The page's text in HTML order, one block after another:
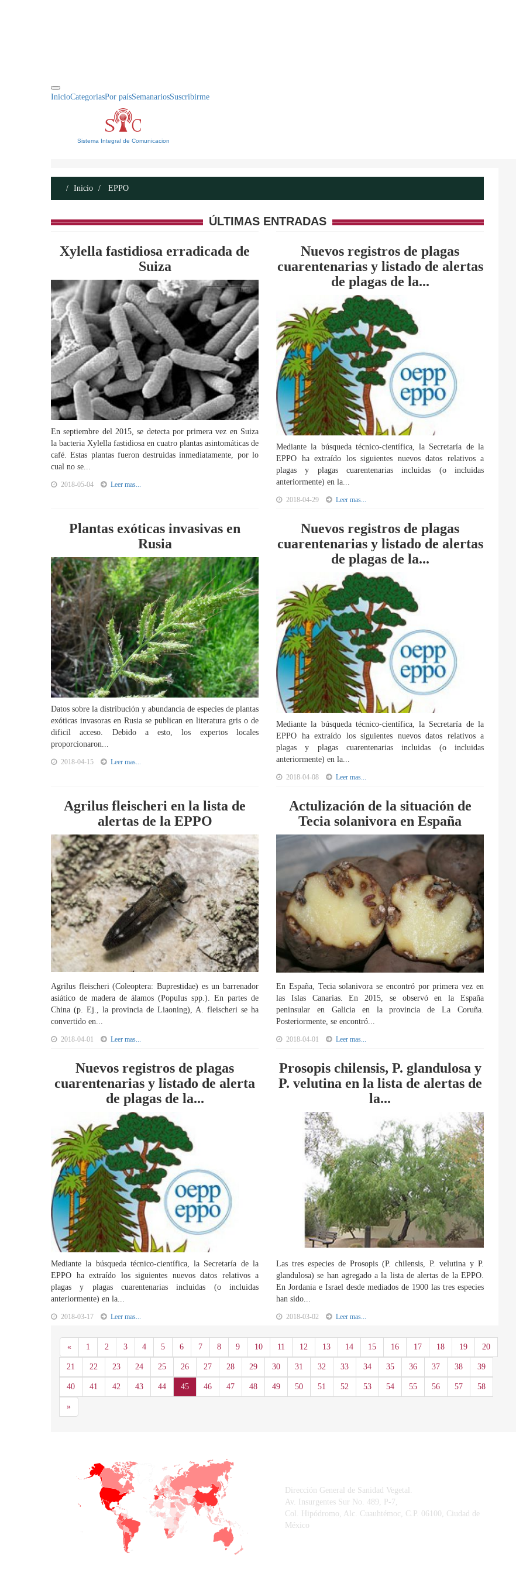
InicioCategoriasPor paísSemanariosSuscribirme
Sistema Integral de Comunicacion
Inicio EPPO
ÚLTIMAS ENTRADAS
Xylella fastidiosa erradicada de
Suiza
En septiembre del 2015, se detecta por primera vez en Suiza
la bacteria Xylella fastidiosa en cuatro plantas asintomáticas de
café. Estas plantas fueron destruidas inmediatamente, por lo
cual no se...
2018-05-04 Leer mas...
Nuevos registros de plagas
cuarentenarias y listado de alertas
de plagas de la...
Mediante la búsqueda técnico-científica, la Secretaría de la
EPPO ha extraído los siguientes nuevos datos relativos a
plagas y plagas cuarentenarias incluidas (o incluidas
anteriormente) en la...
2018-04-29 Leer mas...
Plantas exóticas invasivas en
Rusia
Datos sobre la distribución y abundancia de especies de plantas
exóticas invasoras en Rusia se publican en literatura gris o de
dificil acceso. Debido a esto, los expertos locales
proporcionaron...
2018-04-15 Leer mas...
Nuevos registros de plagas
cuarentenarias y listado de alertas
de plagas de la...
Mediante la búsqueda técnico-científica, la Secretaría de la
EPPO ha extraído los siguientes nuevos datos relativos a
plagas y plagas cuarentenarias incluidas (o incluidas
anteriormente) en la...
2018-04-08 Leer mas...
Agrilus fleischeri en la lista de
alertas de la EPPO
Agrilus fleischeri (Coleoptera: Buprestidae) es un barrenador
asiático de madera de álamos (Populus spp.). En partes de
China (p. Ej., la provincia de Liaoning), A. fleischeri se ha
convertido en...
2018-04-01 Leer mas...
Actulización de la situación de
Tecia solanivora en España
En España, Tecia solanivora se encontró por primera vez en
las Islas Canarias. En 2015, se observó en la España
peninsular en Galicia en la provincia de La Coruña.
Posteriormente, se encontró...
2018-04-01 Leer mas...
Nuevos registros de plagas
cuarentenarias y listado de alerta
de plagas de la...
Mediante la búsqueda técnico-científica, la Secretaría de la
EPPO ha extraído los siguientes nuevos datos relativos a
plagas y plagas cuarentenarias incluidas (o incluidas
anteriormente) en la...
2018-03-17 Leer mas...
Prosopis chilensis, P. glandulosa y
P. velutina en la lista de alertas de
la...
Las tres especies de Prosopis (P. chilensis, P. velutina y P.
glandulosa) se han agregado a la lista de alertas de la EPPO.
En Jordania e Israel desde mediados de 1900 las tres especies
han sido...
2018-03-02 Leer mas...
«Anterior
1 2 3 4 5 6 7 8 9 10 11 12 13 14 15 16 17 18 19 20
21 22 23 24 25 26 27 28 29 30 31 32 33 34 35 36 37 38 39
40 41 42 43 44 45 46 47 48 49 50 51 52 53 54 55 56 57 58
»Siguiente
Dirección General de Sanidad Vegetal.
Av. Insurgentes Sur No. 489, P-7,
Col. Hipódromo, Alc. Cuauhtémoc, C.P. 06100, Ciudad de
México